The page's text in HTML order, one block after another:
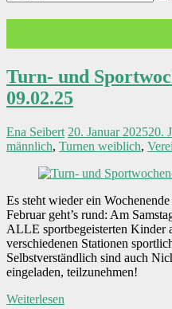
Turn- und
09.02.25
Ena Seibert 20. Januar 202520.
männlich, Turnen weiblich,
Es steht wieder ein
Februar geht’s rund: Am
ALLE sportbegeisterten Kinder
verschiedenen Stationen
Selbstverständlich sind auch
eingeladen, teilzunehmen!
Weiterlesen